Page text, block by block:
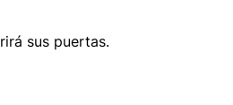
sus puertas.